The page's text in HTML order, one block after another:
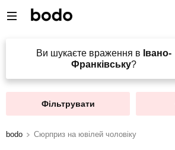
Ви шукаєте враження в Івано-
Франківську?
Фільтрувати
bodo Сюрприз на ювілей чоловіку